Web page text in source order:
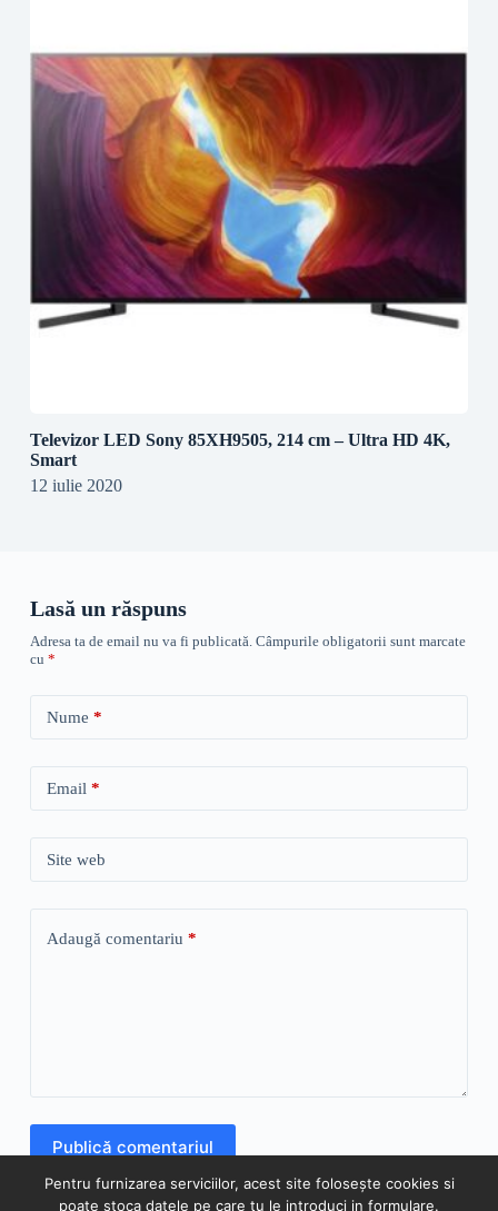
Televizor LED Sony 85XH9505, 214 cm – Ultra HD 4K,
Smart
12 iulie 2020
Lasă un răspuns
Adresa ta de email nu va fi publicată. Câmpurile obligatorii sunt marcate
cu *
Nume *
Email *
Site web
Adaugă comentariu *
Publică comentariul
Pentru furnizarea serviciilor, acest site folosește cookies si
poate stoca datele pe care tu le introduci in formulare.